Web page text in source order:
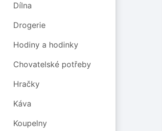
Dílna
Drogerie
Hodiny a hodinky
Chovatelské potřeby
Hračky
Káva
Koupelny